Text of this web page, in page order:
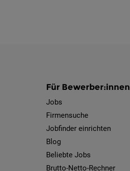
Für Bewerber:innen
Jobs
Firmensuche
Jobfinder einrichten
Blog
Beliebte Jobs
Brutto-Netto-Rechner